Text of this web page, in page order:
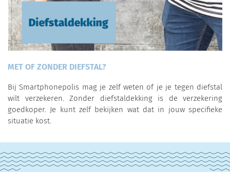
MET OF ZONDER DIEFSTAL?
Bij Smartphonepolis mag je zelf weten of je je tegen diefstal
wilt verzekeren. Zonder diefstaldekking is de verzekering
goedkoper. Je kunt zelf bekijken wat dat in jouw specifieke
situatie kost.